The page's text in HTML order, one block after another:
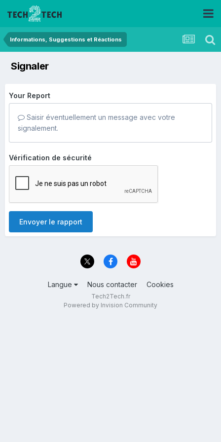
Informations, Suggestions et Réactions
Signaler
Your Report
Saisir éventuellement un message avec votre
signalement.
Vérification de sécurité
Envoyer le rapport
Langue Nous contacter Cookies
Tech2Tech.fr
Powered by Invision Community